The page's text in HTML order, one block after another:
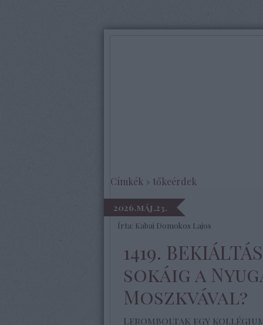
Címkék » tőkeérdek
2026.máj.23.
Írta: Kabai Domokos Lajos
1419.
sokáig a
Moszkvával?
Leromboltak egy